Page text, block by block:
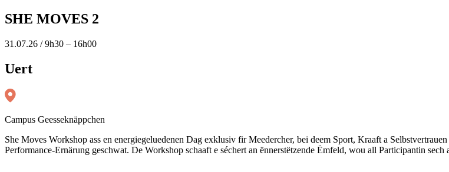
SHE MOVES 2
31.07.26 / 9h30 – 16h00
Uert
Campus Geesseknäppchen
She Moves Workshop ass en energiegeluedenen Dag exklusiv fir Meedercher, bei deem Sport, Kraaft a
Performance-Ernärung geschwat. De Workshop schaaft e séchert an ënnerstëtzende Ëmfeld, wou all Participantin sech